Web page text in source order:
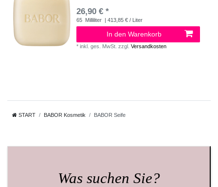
26,90 € *
65 Milliliter | 413,85 € / Liter
In den Warenkorb
*inkl. ges. MwSt. zzgl.Versandkosten
START BABOR Kosmetik BABOR Seife
Was suchen Sie?